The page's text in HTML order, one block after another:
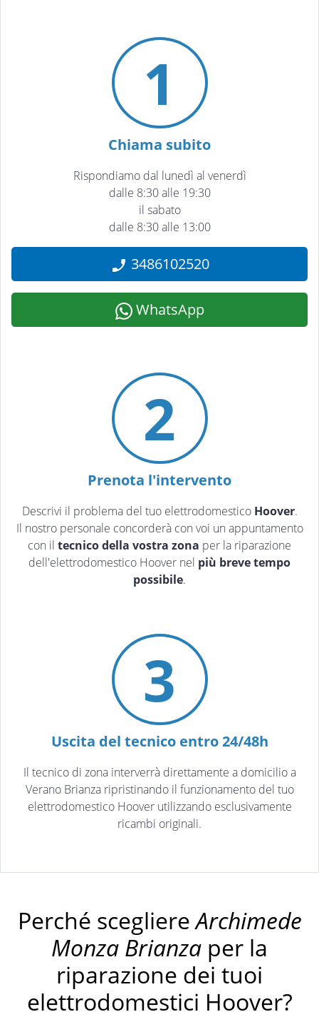
1
Chiama subito
Rispondiamo dal lunedì al venerdì
dalle 8:30 alle 19:30
il sabato
dalle 8:30 alle 13:00
3486102520
WhatsApp
2
Prenota l'intervento
Descrivi il problema del tuo elettrodomestico Hoover.
Il nostro personale concorderà con voi un appuntamento
con il tecnico della vostra zona per la riparazione
dell'elettrodomestico Hoover nel più breve tempo
possibile.
3
Uscita del tecnico entro 24/48h
Il tecnico di zona interverrà direttamente a domicilio a
Verano Brianza ripristinando il funzionamento del tuo
elettrodomestico Hoover utilizzando esclusivamente
ricambi originali.
Perché scegliereArchimede
Monza Brianza per la
riparazione dei tuoi
elettrodomestici Hoover?